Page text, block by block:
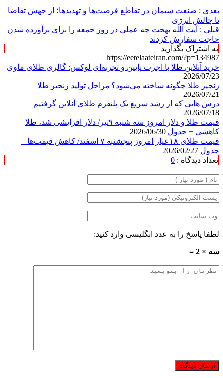
بعدی : صنعت سیمان در تقاطع فرصت‌ها و تهدیدها؛ از جهش تقاضا
تا چالش انرژی
قبلی : آیت الله بهجت چه عملی در روز جمعه را برای برآورده شدن
حاجت سفارش کردند
به اشتراک بگذارید
https://eetelaateiran.com/?p=134987
خرید آنلاین طلا با اجرت پایین و تجربه‌ای لوکس: گالری طلای ماوی
2026/07/23
زنجیر طلا چگونه ساخته می‌شود؟ مراحل تولید زنجیر طلا
2026/07/21
درس هایی که از رشد سریع یک پلتفرم طلای آنلاین گرفتیم
2026/07/18
قیمت طلا و دلار امروز سه شنبه ۹تیر/ دلار افزایشی شد، طلا
کاهشی + جدول
قیمت طلای ۱۸عیار امروز پنجشنبه ۷ اسفند/ کاهش قیمت‌ها +
جدول
تعداد دیدگاه : 0
لطفا پاسخ را به عدد انگلیسی وارد کنید:
سه × 2 =